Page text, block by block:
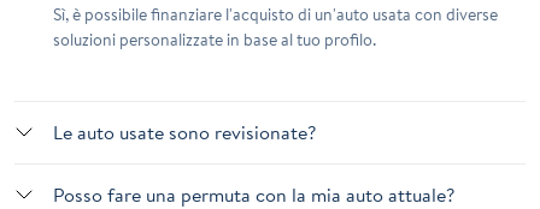
Sì, è possibile finanziare l'acquisto di un'auto usata con diverse
soluzioni personalizzate in base al tuo profilo.
Le auto usate sono revisionate?
Posso fare una permuta con la mia auto attuale?